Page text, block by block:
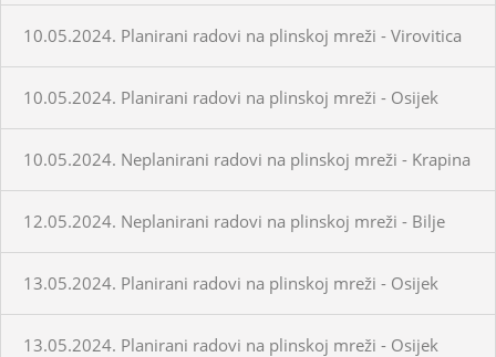
10.05.2024. Planirani radovi na plinskoj mreži - Virovitica
10.05.2024. Planirani radovi na plinskoj mreži - Osijek
10.05.2024. Neplanirani radovi na plinskoj mreži - Krapina
12.05.2024. Neplanirani radovi na plinskoj mreži - Bilje
13.05.2024. Planirani radovi na plinskoj mreži - Osijek
13.05.2024. Planirani radovi na plinskoj mreži - Osijek